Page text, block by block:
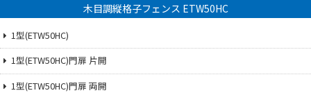
木目調縦格子フェンス ETW50HC
1型(ETW50HC)
1型(ETW50HC)門扉 片開
1型(ETW50HC)門扉 両開